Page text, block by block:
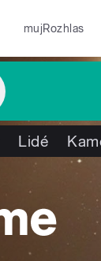
mujRozhlas
Lidé